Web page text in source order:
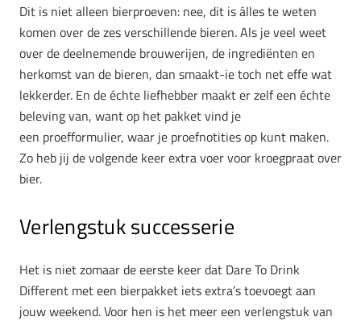
Dit is niet alleen bierproeven: nee, dit is álles te weten
komen over de zes verschillende bieren. Als je veel weet
over de deelnemende brouwerijen, de ingrediënten en
herkomst van de bieren, dan smaakt-ie toch net effe wat
lekkerder. En de échte liefhebber maakt er zelf een échte
beleving van, want op het pakket vind je
een proefformulier, waar je proefnotities op kunt maken.
Zo heb jij de volgende keer extra voer voor kroegpraat over
bier.
Verlengstuk successerie
Het is niet zomaar de eerste keer dat Dare To Drink
Different met een bierpakket iets extra’s toevoegt aan
jouw weekend. Voor hen is het meer een verlengstuk van